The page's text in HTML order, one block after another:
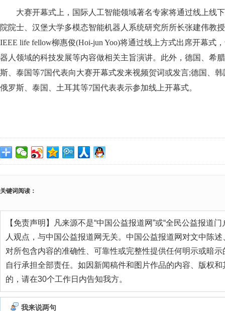
大赛开幕式上，国际人工智能领域著名专家将通过线上线
院院士、汉堡大学多模态智能机器人系统研究所所长张建伟教
IEEE life fellow柳惠俊(Hoi-jun Yoo)将通过线上方式出席开幕式
器人领域的科技发展等内容做相关主旨演讲。此外，德国、希
斯、泰国等7国代表向大赛开幕式发来视频贺词或发言;德国、
俄罗斯、泰国、土耳其等7国代表表示参加线上开幕式。
关键词阅读：
【免责声明】凡来源不是“中国公益报道网”或“全民公益报道
人观点，与中国公益报道网无关。中国公益报道网对文中陈
对所包含内容的准确性、可靠性或完整性提供任何明示或暗
自行承担全部责任。如因新闻稿件和图片作品的内容、版权
的，请在30个工作日内告知我方。